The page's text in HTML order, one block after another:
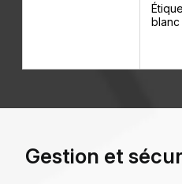
blanc
Gestion et